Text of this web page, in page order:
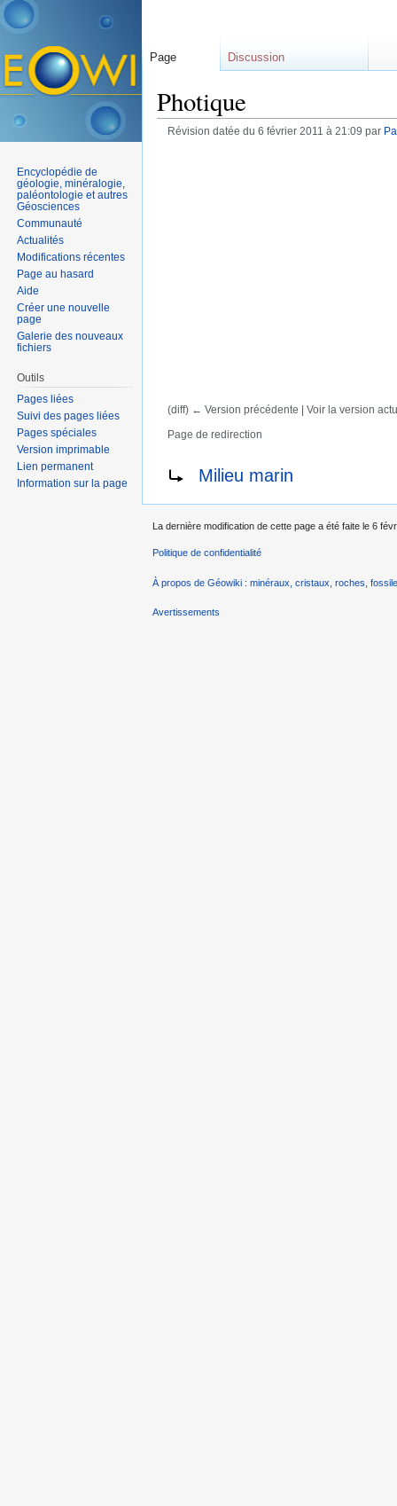
Photique
Révision datée du 6 février 2011 à 21:09 par
(diff) ← Version précédente | Voir la version
Page de redirection
Rediriger vers :Milieu marin
Page Discussion
Encyclopédie de
géologie, minéralogie,
paléontologie et autres
Géosciences
Communauté
Actualités
Modifications récentes
Page au hasard
Aide
Créer une nouvelle
page
Galerie des nouveaux
fichiers
Outils
Pages liées
Suivi des pages liées
Pages spéciales
Version imprimable
Lien permanent
Information sur la page
La dernière modification de cette page a été faite le 6
Politique de confidentialité
À propos de Géowiki : minéraux, cristaux, roches,
Avertissements